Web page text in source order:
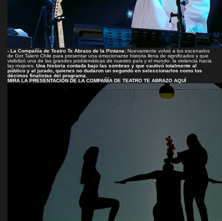
- La Compañía de Teatro Te Abrazo de la Pintana: Nuevamente volvió a los escenarios
de Got Talent Chile para presentar una emocionante historia llena de significados y que
visibilizó una de las grandes problemáticas de nuestro país y el mundo: la violencia hacia
las mujeres. Una historia contada bajo las sombras y que cautivó totalmente al
público y al jurado, quienes no dudaron un segundo en seleccionarlos como los
décimos finalistas del programa.
MIRA LA PRESENTACIÓN DE LA COMPAÑÍA DE TEATRO TE ABRAZO AQUÍ